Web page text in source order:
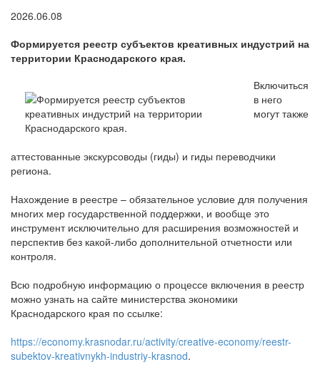
2026.06.08
Формируется реестр субъектов креативных индустрий на
территории Краснодарского края.
Включиться
в него
могут также
аттестованные экскурсоводы (гиды) и гиды переводчики
региона.
Нахождение в реестре – обязательное условие для получения
многих мер государственной поддержки, и вообще это
инструмент исключительно для расширения возможностей и
перспектив без какой-либо дополнительной отчетности или
контроля.
Всю подробную информацию о процессе включения в реестр
можно узнать на сайте министерства экономики
Краснодарского края по ссылке:
https://economy.krasnodar.ru/activity/creative-economy/reestr-
subektov-kreativnykh-industriy-krasnod.